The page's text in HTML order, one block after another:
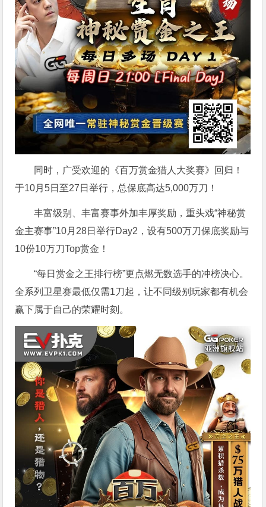
同时，广受欢迎的《百万赏金猎人大奖赛》回归！
于10月5日至27日举行，总保底高达5,000万刀！
丰富级别、丰富赛事外加丰厚奖励，重头戏“神秘赏
金主赛事”10月28日举行Day2，设有500万刀保底奖励与
10份10万刀Top赏金！
“每日赏金之王排行榜”更点燃无数选手的冲榜决心。
全系列卫星赛最低仅需1刀起，让不同级别玩家都有机会
赢下属于自己的荣耀时刻。